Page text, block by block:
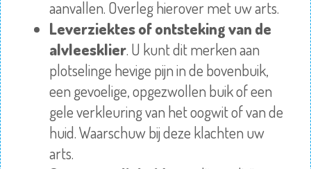
aanvallen. Overleghierover met uw arts.
Leverziektes of ontsteking van de
alvleesklier. U kunt dit merken aan
plotselinge hevige pijn in de bovenbuik,
een gevoelige,opgezwollen buik of een
gele verkleuring van het oogwit of van de
huid.Waarschuwbij deze klachten uw
arts.